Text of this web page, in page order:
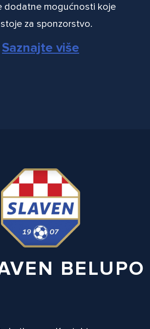
dodatne mogućnosti koje
za sponzorstvo.
Saznajte više
BELUPO